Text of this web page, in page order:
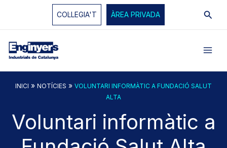
COL·LEGIA'T ÀREA PRIVADA
INICI » NOTÍCIES » VOLUNTARI INFORMÀTIC A FUNDACIÓ SALUT
ALTA
Voluntari informàtic a